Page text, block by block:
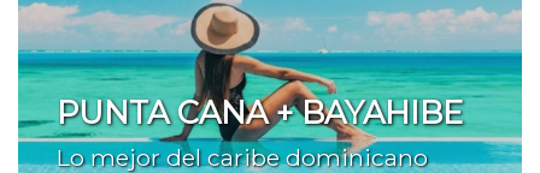
PUNTA CANA + BAYAHIBE
Lo mejor del caribe dominicano